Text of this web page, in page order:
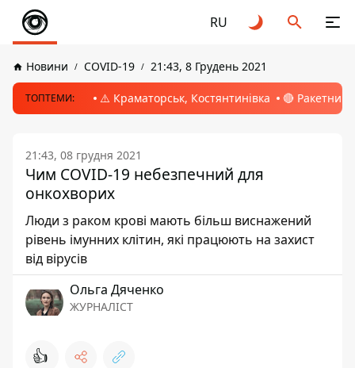
RU
Новини COVID-19 21:43, 8 Грудень 2021
ТОПТЕМИ: ⚠️ Краматорськ, Костянтинівка 🔴 Ракетний
21:43, 08 грудня 2021
Чим COVID-19 небезпечний для
онкохворих
Люди з раком крові мають більш виснажений
рівень імунних клітин, які працюють на захист
від вірусів
Ольга Дяченко
ЖУРНАЛІСТ
👍